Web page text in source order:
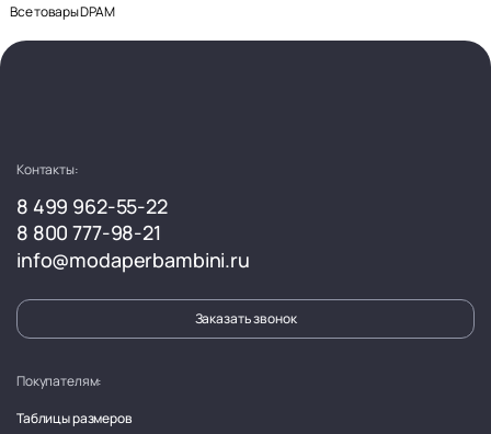
Все товары DPAM
Контакты:
8 499 962-55-22
8 800 777-98-21
info@modaperbambini.ru
Заказать звонок
Покупателям:
Таблицы размеров